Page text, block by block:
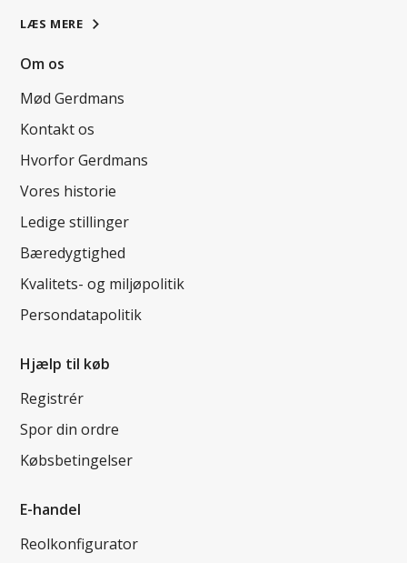
LÆS MERE
Om os
Mød Gerdmans
Kontakt os
Hvorfor Gerdmans
Vores historie
Ledige stillinger
Bæredygtighed
Kvalitets- og miljøpolitik
Persondatapolitik
Hjælp til køb
Registrér
Spor din ordre
Købsbetingelser
E-handel
Reolkonfigurator